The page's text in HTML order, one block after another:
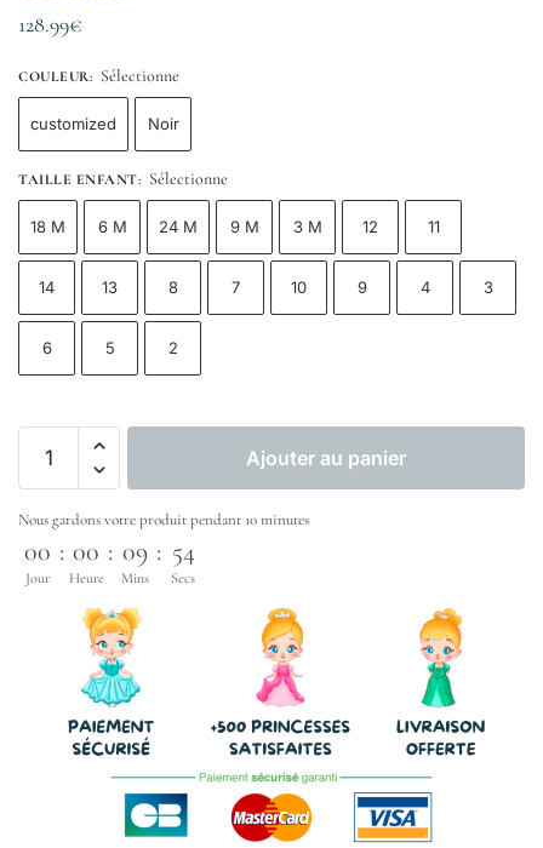
128.99€
COULEUR: Sélectionne
customized Noir
TAILLE ENFANT: Sélectionne
18 M 6 M 24 M 9 M 3 M 12 11
14 13 8 7 10 9 4 3
6 5 2
Ajouter au panier
Nous gardons votre produit pendant 10 minutes
00
Jour
: 00
Heure
: 09
Mins
: 52
Secs